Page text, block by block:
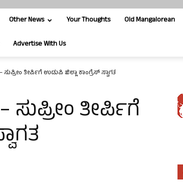
Other News Your Thoughts Old Mangalorean
Advertise With Us
ತೀರ್ಪಿಗೆ ಉಡುಪಿ ಜಿಲ್ಲಾ ಕಾಂಗ್ರೆಸ್ ಸ್ವಾಗತ
ತೀರ್ಪಿಗೆ